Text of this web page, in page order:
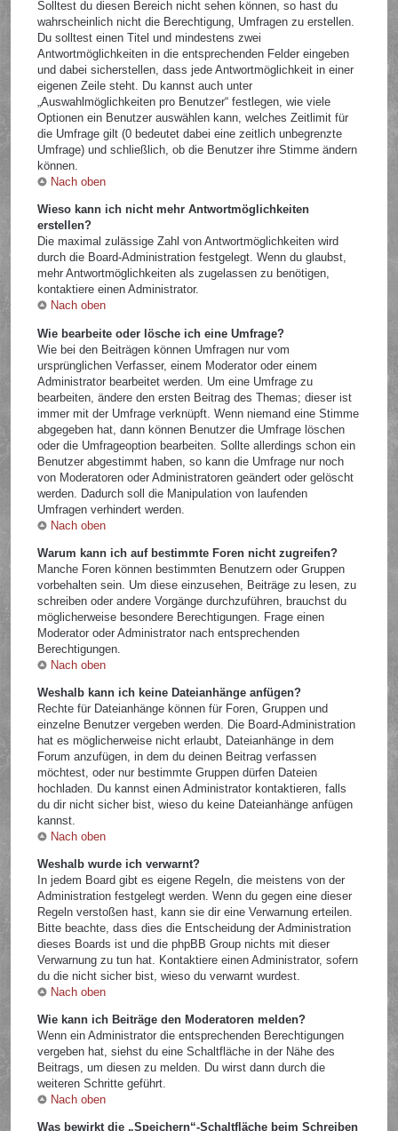
Solltest du diesen Bereich nicht sehen können, so hast du
wahrscheinlich nicht die Berechtigung, Umfragen zu erstellen.
Du solltest einen Titel und mindestens zwei
Antwortmöglichkeiten in die entsprechenden Felder eingeben
und dabei sicherstellen, dass jede Antwortmöglichkeit in einer
eigenen Zeile steht. Du kannst auch unter
„Auswahlmöglichkeiten pro Benutzer“ festlegen, wie viele
Optionen ein Benutzer auswählen kann, welches Zeitlimit für
die Umfrage gilt (0 bedeutet dabei eine zeitlich unbegrenzte
Umfrage) und schließlich, ob die Benutzer ihre Stimme ändern
können.
Nach oben
Wieso kann ich nicht mehr Antwortmöglichkeiten
erstellen?
Die maximal zulässige Zahl von Antwortmöglichkeiten wird
durch die Board-Administration festgelegt. Wenn du glaubst,
mehr Antwortmöglichkeiten als zugelassen zu benötigen,
kontaktiere einen Administrator.
Nach oben
Wie bearbeite oder lösche ich eine Umfrage?
Wie bei den Beiträgen können Umfragen nur vom
ursprünglichen Verfasser, einem Moderator oder einem
Administrator bearbeitet werden. Um eine Umfrage zu
bearbeiten, ändere den ersten Beitrag des Themas; dieser ist
immer mit der Umfrage verknüpft. Wenn niemand eine Stimme
abgegeben hat, dann können Benutzer die Umfrage löschen
oder die Umfrageoption bearbeiten. Sollte allerdings schon ein
Benutzer abgestimmt haben, so kann die Umfrage nur noch
von Moderatoren oder Administratoren geändert oder gelöscht
werden. Dadurch soll die Manipulation von laufenden
Umfragen verhindert werden.
Nach oben
Warum kann ich auf bestimmte Foren nicht zugreifen?
Manche Foren können bestimmten Benutzern oder Gruppen
vorbehalten sein. Um diese einzusehen, Beiträge zu lesen, zu
schreiben oder andere Vorgänge durchzuführen, brauchst du
möglicherweise besondere Berechtigungen. Frage einen
Moderator oder Administrator nach entsprechenden
Berechtigungen.
Nach oben
Weshalb kann ich keine Dateianhänge anfügen?
Rechte für Dateianhänge können für Foren, Gruppen und
einzelne Benutzer vergeben werden. Die Board-Administration
hat es möglicherweise nicht erlaubt, Dateianhänge in dem
Forum anzufügen, in dem du deinen Beitrag verfassen
möchtest, oder nur bestimmte Gruppen dürfen Dateien
hochladen. Du kannst einen Administrator kontaktieren, falls
du dir nicht sicher bist, wieso du keine Dateianhänge anfügen
kannst.
Nach oben
Weshalb wurde ich verwarnt?
In jedem Board gibt es eigene Regeln, die meistens von der
Administration festgelegt werden. Wenn du gegen eine dieser
Regeln verstoßen hast, kann sie dir eine Verwarnung erteilen.
Bitte beachte, dass dies die Entscheidung der Administration
dieses Boards ist und die phpBB Group nichts mit dieser
Verwarnung zu tun hat. Kontaktiere einen Administrator, sofern
du die nicht sicher bist, wieso du verwarnt wurdest.
Nach oben
Wie kann ich Beiträge den Moderatoren melden?
Wenn ein Administrator die entsprechenden Berechtigungen
vergeben hat, siehst du eine Schaltfläche in der Nähe des
Beitrags, um diesen zu melden. Du wirst dann durch die
weiteren Schritte geführt.
Nach oben
Was bewirkt die „Speichern“-Schaltfläche beim Schreiben